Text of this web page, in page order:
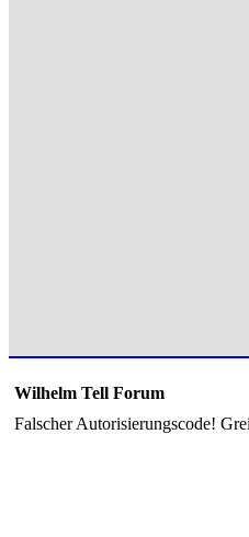
Wilhelm Tell Forum
Falscher Autorisierungscode!